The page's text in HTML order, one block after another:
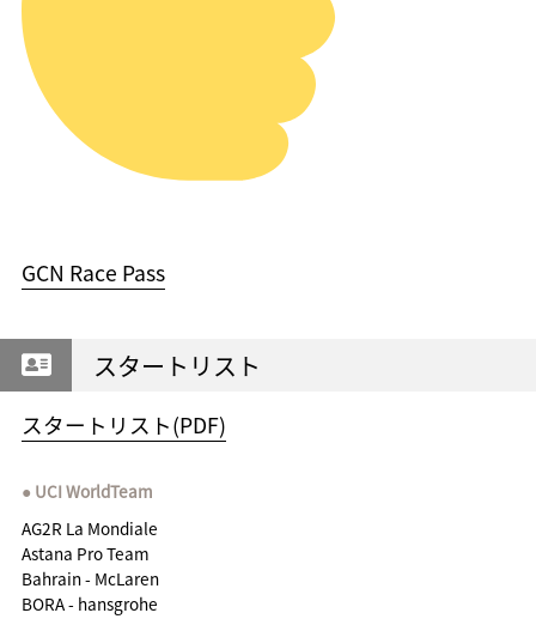
GCN Race Pass
スタートリスト
スタートリスト(PDF)
UCI WorldTeam
AG2R La Mondiale
Astana Pro Team
Bahrain - McLaren
BORA - hansgrohe